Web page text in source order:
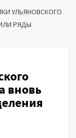
УЛЬЯНОВСКОГО
РЯДЫ
вновь